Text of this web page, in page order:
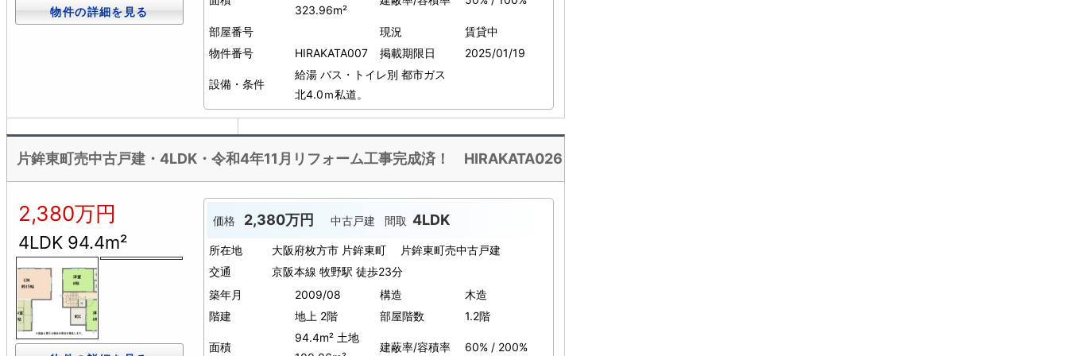
物件の詳細を見る 323.96m²
部屋番号 現況
賃貸中
物件番号
HIRAKATA007 掲載期限日 2025/01/19
設備・条件
給湯 バス・トイレ別 都市ガス
北4.0ｍ私道。
片鉾東町売中古戸建・4LDK・令和4年11月リフォーム工事完成済！ HIRAKATA026
2,380万円
4LDK 94.4m²
価格 2,380万円 中古戸建 間取 4LDK
所在地
大阪府枚方市 片鉾東町 片鉾東町売中古戸建
交通
京阪本線 牧野駅 徒歩23分
築年月
2009/08 構造
木造
階建
地上 2階 部屋階数 1.2階
面積
94.4m² 土地
建蔽率/容積率 60% / 200%